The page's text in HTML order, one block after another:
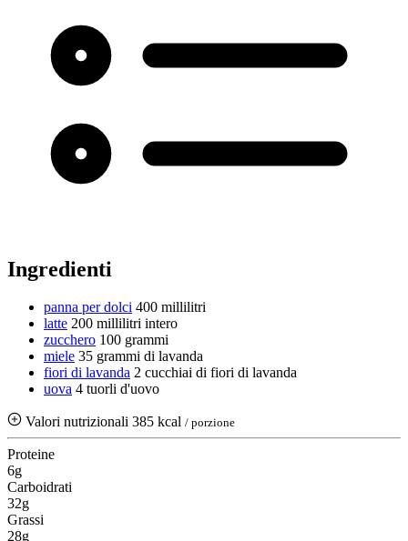
Ingredienti
panna per dolci 400 millilitri
latte 200 millilitri intero
zucchero 100 grammi
miele 35 grammi di lavanda
fiori di lavanda 2 cucchiai di fiori di lavanda
uova 4 tuorli d'uovo
Valori nutrizionali 385 kcal / porzione
Proteine
6g
Carboidrati
32g
Grassi
28g